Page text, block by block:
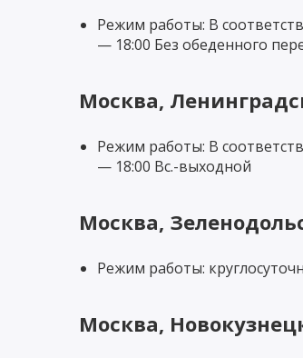
Режим работы: В
— 18:00 Без обеденного
Москва,
Режим работы: В
— 18:00 Вс.-выходной
Москва,
Режим работы:
Москва,